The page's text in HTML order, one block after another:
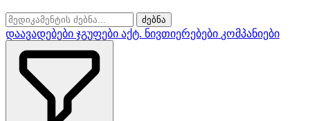
ძებნა
დაავადებები ჯგუფები აქტ. ნივთიერებები კომპანიები